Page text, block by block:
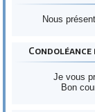
Nous
Condoléance
Je vous
Bon